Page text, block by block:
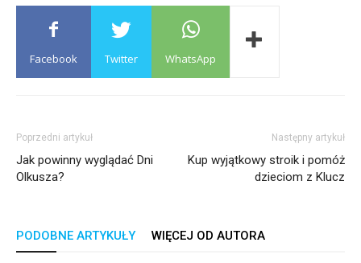
Facebook Twitter WhatsApp
Poprzedni artykuł
Jak powinny wyglądać Dni
Olkusza?
Następny artykuł
Kup wyjątkowy stroik i pomóż
dzieciom z Klucz
PODOBNE ARTYKUŁY WIĘCEJ OD AUTORA